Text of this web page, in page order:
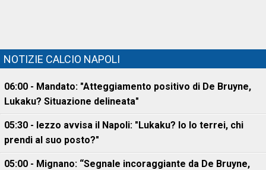
NOTIZIE CALCIO NAPOLI
06:00 - Mandato: "Atteggiamento positivo di De Bruyne,
Lukaku? Situazione delineata"
05:30 - Iezzo avvisa il Napoli: "Lukaku? Io lo terrei, chi
prendi al suo posto?"
05:00 - Mignano: “Segnale incoraggiante da De Bruyne,